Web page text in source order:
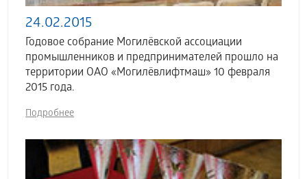
24.02.2015
Годовое собрание Могилёвской ассоциации
промышленников и предпринимателей прошло на
территории ОАО «Могилёвлифтмаш» 10 февраля
2015 года.
Подробнее